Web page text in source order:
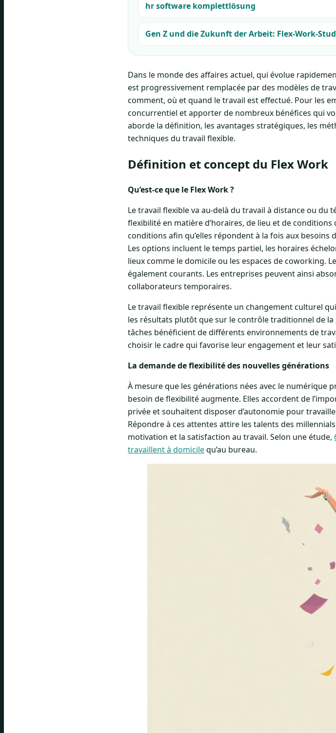
hr software komplettlösung
Gen Z und die Zukunft der Arbeit: Flex-Work-
Dans le monde des affaires actuel, qui évolue
est progressivement remplacée par des modèles de
comment, où et quand le travail est effectué. Pour les
concurrentiel et apporter de nombreux bénéfices qui
aborde la définition, les avantages stratégiques, les
techniques du travail flexible.
Définition et concept du Flex Work
Qu’est-ce que le Flex Work ?
Le travail flexible va au-delà du travail à distance ou
flexibilité en matière d’horaires, de lieu et de
conditions afin qu’elles répondent à la fois aux besoins
Les options incluent le temps partiel, les horaires
lieux comme le domicile ou les espaces de coworking.
également courants. Les entreprises peuvent ainsi
collaborateurs temporaires.
Le travail flexible représente un changement culturel
les résultats plutôt que sur le contrôle traditionnel de
tâches bénéficient de différents environnements de
choisir le cadre qui favorise leur engagement et leur
La demande de flexibilité des nouvelles générations
À mesure que les générations nées avec le numérique
besoin de flexibilité augmente. Elles accordent de
privée et souhaitent disposer d’autonomie pour
Répondre à ces attentes attire les talents des
motivation et la satisfaction au travail. Selon une étude,
travaillent à domicilequ’au bureau.